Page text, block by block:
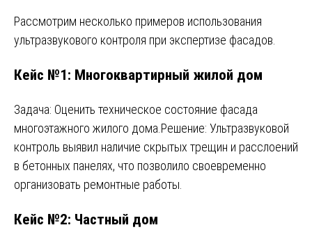
Рассмотрим несколько примеров использования
ультразвукового контроля при экспертизе фасадов.
Кейс №1: Многоквартирный жилой дом
Задача: Оценить техническое состояние фасада
многоэтажного жилого дома.Решение: Ультразвуковой
контроль выявил наличие скрытых трещин и расслоений
в бетонных панелях, что позволило своевременно
организовать ремонтные работы.
Кейс №2: Частный дом